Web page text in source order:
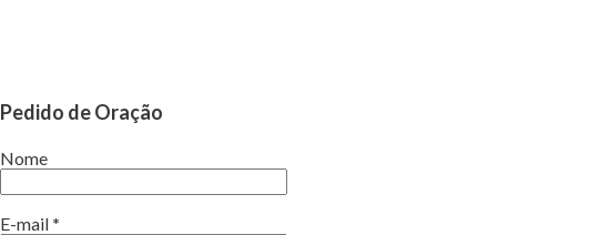
Pedido de Oração
Nome
E-mail *